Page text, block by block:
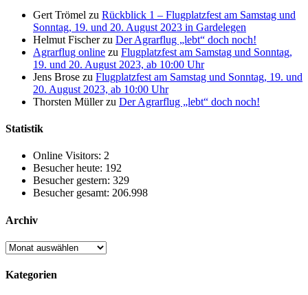
Gert Trömel zu Rückblick 1 – Flugplatzfest am Samstag und
Sonntag, 19. und 20. August 2023 in Gardelegen
Helmut Fischerzu Der Agrarflug „lebt“ doch noch!
Agrarflug online zu Flugplatzfest am Samstag und Sonntag,
19. und 20. August 2023, ab 10:00 Uhr
Jens Brose zu Flugplatzfest am Samstag und Sonntag, 19. und
20. August 2023, ab 10:00 Uhr
Thorsten Müllerzu Der Agrarflug „lebt“ doch noch!
Statistik
Online Visitors: 2
Besucher heute: 192
Besucher gestern: 329
Besucher gesamt: 206.998
Archiv
Archiv
Kategorien